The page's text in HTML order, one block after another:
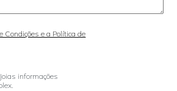
Condições e a Política de
informações